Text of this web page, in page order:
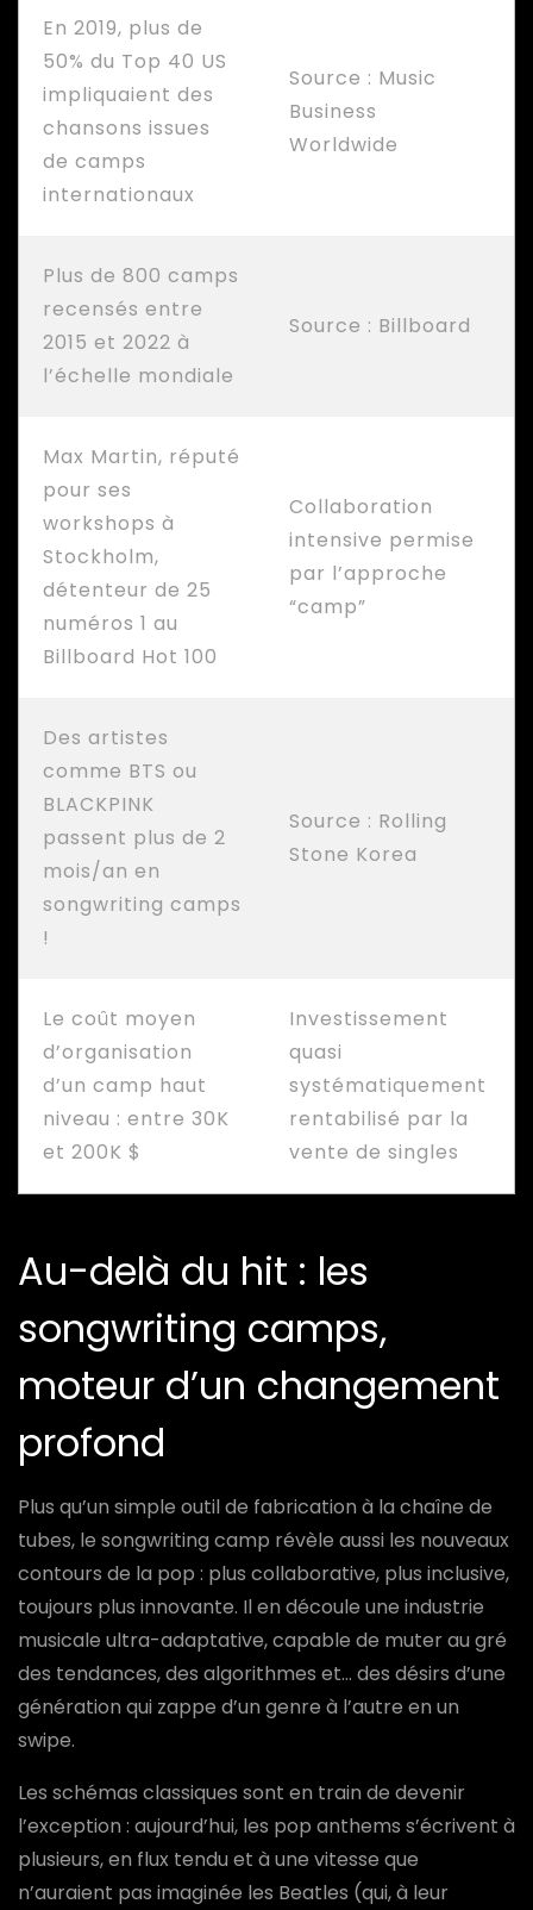
En 2019, plus de
50% du Top 40 US
impliquaient des
chansons issues
de camps
internationaux
Source : Music
Business
Worldwide
Plus de 800 camps
recensés entre
2015 et 2022 à
l’échelle mondiale
Source : Billboard
Max Martin, réputé
pour ses
workshops à
Stockholm,
détenteur de 25
numéros 1 au
Billboard Hot 100
Collaboration
intensive permise
par l’approche
“camp”
Des artistes
comme BTS ou
BLACKPINK
passent plus de 2
mois/an en
songwriting camps
!
Source : Rolling
Stone Korea
Le coût moyen
d’organisation
d’un camp haut
niveau : entre 30K
et 200K $
Investissement
quasi
systématiquement
rentabilisé par la
vente de singles
Au-delà du hit : les
songwriting camps,
moteur d’un changement
profond
Plus qu’un simple outil de fabrication à la chaîne de
tubes, le songwriting camp révèle aussi les nouveaux
contours de la pop : plus collaborative, plus inclusive,
toujours plus innovante. Il en découle une industrie
musicale ultra-adaptative, capable de muter au gré
des tendances, des algorithmes et… des désirs d’une
génération qui zappe d’un genre à l’autre en un
swipe.
Les schémas classiques sont en train de devenir
l’exception : aujourd’hui, les pop anthems s’écrivent à
plusieurs, en flux tendu et à une vitesse que
n’auraient pas imaginée les Beatles (qui, à leur